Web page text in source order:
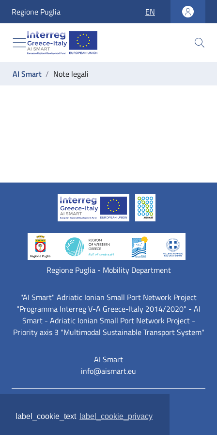
label_cookie_text label_cookie_privacy
accesskey_vai_nav
accesskey_vai_ricerca
accesskey_vai_contenuti
accesskey_vai_footer
Regione Puglia EN
AI Smart Note legali
Regione Puglia - Mobility Department
"AI Smart" Adriatic Ionian Small Port Network Project
"Programma Interreg V-A Greece-Italy 2014/2020" - AI
Smart - Adriatic Ionian Small Port Network Project -
Priority axis 3 "Multimodal Sustainable Transport System"
AI Smart
info@aismart.eu
label_sezione_link_utili
Privacy policy